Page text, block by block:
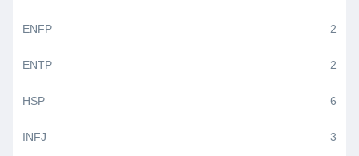
ENFP 2
ENTP 2
HSP 6
INFJ 3